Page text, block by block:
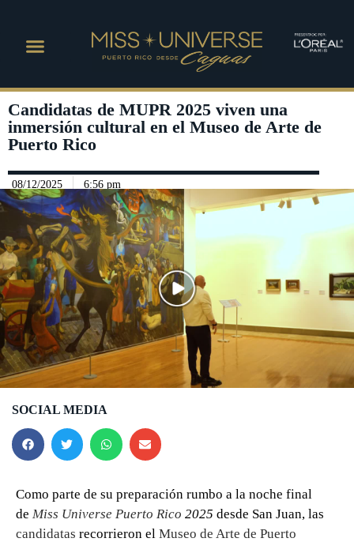
Candidatas de MUPR 2025 viven una
inmersión cultural en el Museo de Arte de
Puerto Rico
08/12/2025 6:56 pm
Play Video
SOCIAL MEDIA
Como parte de su preparación rumbo a la noche final
de Miss Universe Puerto Rico 2025 desde San Juan, las
candidatas recorrieron el Museo de Arte de Puerto